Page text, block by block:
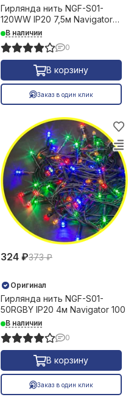
Гирлянда нить NGF-S01-
120WW IP20 7,5м Navigator
100В наличии
0
В корзину
Заказ в один клик
324 ₽373 ₽
Оригинал
Гирлянда нить NGF-S01-
50RGBY IP20 4м Navigator 100
В наличии
0
В корзину
Заказ в один клик